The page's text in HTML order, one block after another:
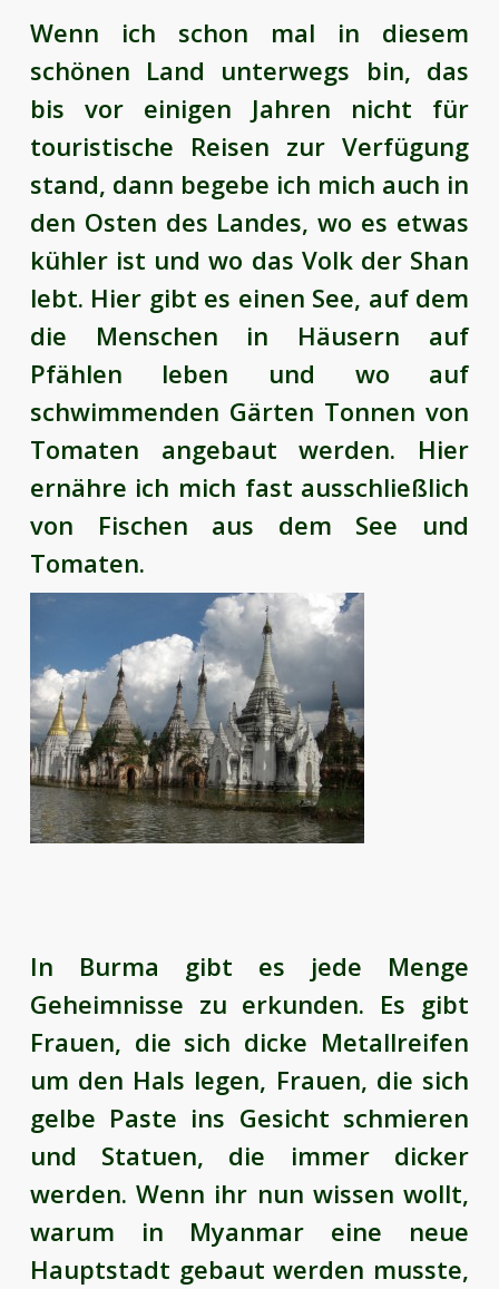
Wenn ich schon mal in diesem
schönen Land unterwegs bin, das
bis vor einigen Jahren nicht für
touristische Reisen zur Verfügung
stand, dann begebe ich mich auch in
den Osten des Landes, wo es etwas
kühler ist und wo das Volk der Shan
lebt. Hier gibt es einen See, auf dem
die Menschen in Häusern auf
Pfählen leben und wo auf
schwimmenden Gärten Tonnen von
Tomaten angebaut werden. Hier
ernähre ich mich fast ausschließlich
von Fischen aus dem See und
Tomaten.
In Burma gibt es jede Menge
Geheimnisse zu erkunden. Es gibt
Frauen, die sich dicke Metallreifen
um den Hals legen, Frauen, die sich
gelbe Paste ins Gesicht schmieren
und Statuen, die immer dicker
werden. Wenn ihr nun wissen wollt,
warum in Myanmar eine neue
Hauptstadt gebaut werden musste,